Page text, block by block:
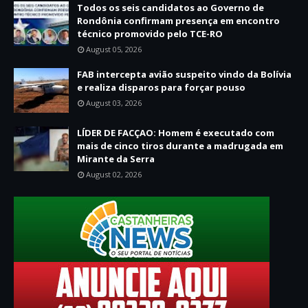
Todos os seis candidatos ao Governo de
Rondônia confirmam presença em encontro
técnico promovido pelo TCE-RO
August 05, 2026
FAB intercepta avião suspeito vindo da Bolívia
e realiza disparos para forçar pouso
August 03, 2026
LÍDER DE FACÇAO: Homem é executado com
mais de cinco tiros durante a madrugada em
Mirante da Serra
August 02, 2026